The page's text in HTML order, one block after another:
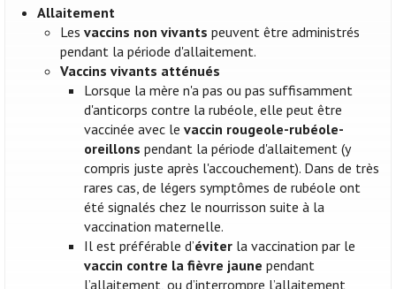
Allaitement
Lesvaccins non vivants peuvent être administrés
pendant la période d'allaitement.
Vaccins vivants atténués
Lorsque la mère n'a pas ou pas suffisamment
d'anticorps contre la rubéole, elle peut être
vaccinée avec le vaccin rougeole-rubéole-
oreillons pendant la période d'allaitement (y
compris juste après l'accouchement). Dans de très
rares cas, de légers symptômes de rubéole ont
été signalés chez le nourrisson suite à la
vaccination maternelle.
Il est préférable d’éviterla vaccination par le
vaccin contre la fièvre jaune pendant
l’allaitement, ou d’interrompre l’allaitement